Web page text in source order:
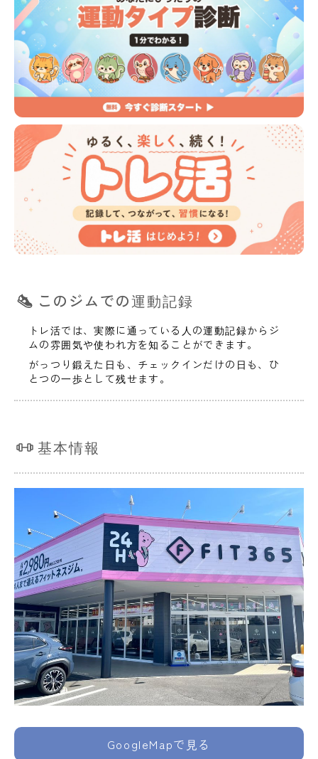
このジムでの運動記録
トレ活では、実際に通っている人の運動記録からジ
ムの雰囲気や使われ方を知ることができます。
がっつり鍛えた日も、チェックインだけの日も、ひ
とつの一歩として残せます。
基本情報
GoogleMapで見る